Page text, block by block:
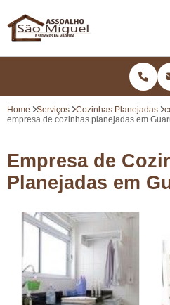
Home Serviços Cozinhas Planejadas
empresa de cozinhas planejadas em
Empresa de
Planejadas em